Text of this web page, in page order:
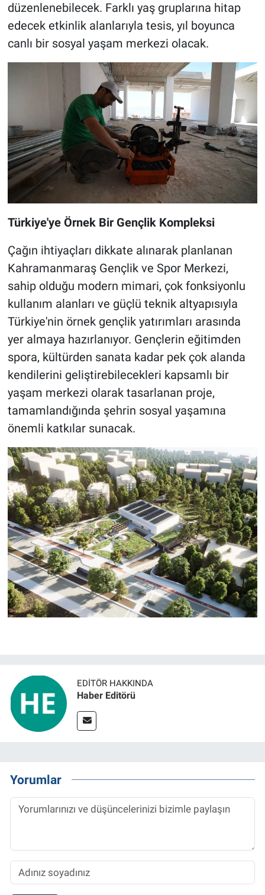
düzenlenebilecek. Farklı yaş gruplarına hitap
edecek etkinlik alanlarıyla tesis, yıl boyunca
canlı bir sosyal yaşam merkezi olacak.
Türkiye'ye Örnek Bir Gençlik Kompleksi
Çağın ihtiyaçları dikkate alınarak planlanan
Kahramanmaraş Gençlik ve Spor Merkezi,
sahip olduğu modern mimari, çok fonksiyonlu
kullanım alanları ve güçlü teknik altyapısıyla
Türkiye'nin örnek gençlik yatırımları arasında
yer almaya hazırlanıyor. Gençlerin eğitimden
spora, kültürden sanata kadar pek çok alanda
kendilerini geliştirebilecekleri kapsamlı bir
yaşam merkezi olarak tasarlanan proje,
tamamlandığında şehrin sosyal yaşamına
önemli katkılar sunacak.
EDITÖR HAKKINDA
Haber Editörü
Yorumlar